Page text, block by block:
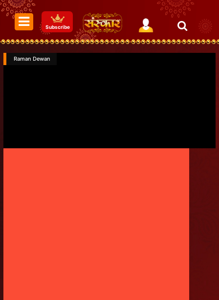
Subscribe
Raman Dewan